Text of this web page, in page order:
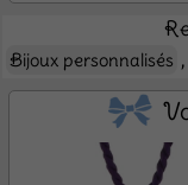
Bijoux personnalisés ,